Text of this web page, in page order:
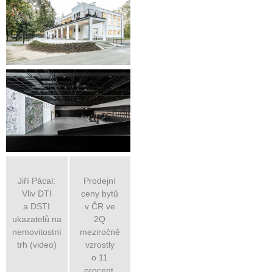
Jiří Pácal:
Vliv DTI
a DSTI
ukazatelů na
nemovitostní
trh (video)
Prodejní
ceny bytů
v ČR ve
2Q
meziročně
vzrostly
o 11